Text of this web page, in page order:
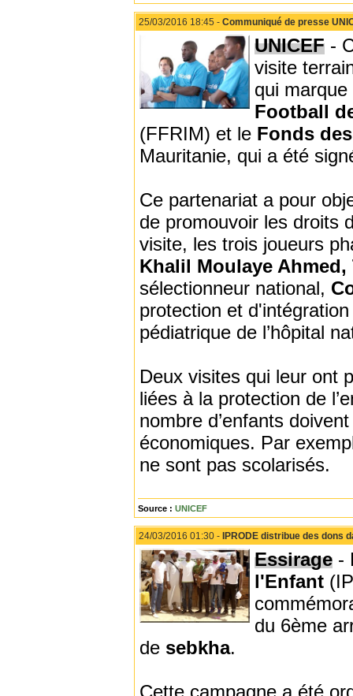
25/03/2016 18:45 - Communiqué de presse
UNICEF -
visite
qui
Football
(FFRIM) et le Fonds
Mauritanie, qui a été
Ce partenariat a pour
de promouvoir les droits
visite, les trois joueurs
Khalil Moulaye
sélectionneur national,
protection et
pédiatrique de l’hôpital
Deux visites qui leur ont
liées à la protection de
nombre d’enfants
économiques. Par
ne sont pas scolarisés.
Source : UNICEF
24/03/2016 01:30 - IPRODE distribue des dons
Essirage -
l'Enfant
du 6ème
de sebkha.
Cette campagne a été